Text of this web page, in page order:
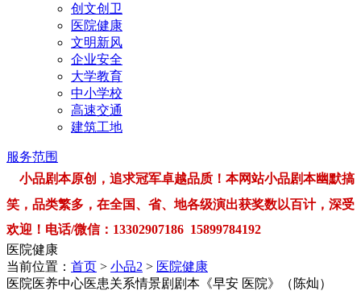
创文创卫
医院健康
文明新风
企业安全
大学教育
中小学校
高速交通
建筑工地
服务范围
小品剧本原创，追求冠军卓越品质！本网站小品剧本幽默搞
笑，品类繁多，在全国、省、地各级演出获奖数以百计，深受
欢迎！电话/微信：13302907186 15899784192
医院健康
当前位置： 首页 > 小品2 > 医院健康
医院医养中心医患关系情景剧剧本《早安 医院》（陈灿）